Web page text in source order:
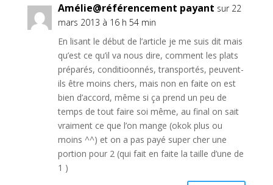
Amélie@référencement payant sur 22
mars 2013 à 16 h 54 min
En lisant le début de l’article je me suis dit mais
qu’est ce qu’il va nous dire, comment les plats
préparés, conditioonnés, transportés, peuvent-
ils être moins chers, mais non en faite on est
bien d’accord, même si ça prend un peu de
temps de tout faire soi même, au final on sait
vraiment ce que l’on mange (okok plus ou
moins ^^) et on a pas payé super cher une
portion pour 2 (qui fait en faite la taille d’une de
1 )